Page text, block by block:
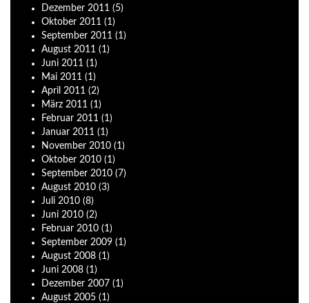
Dezember 2011 (5)
Oktober 2011 (1)
September 2011 (1)
August 2011 (1)
Juni 2011 (1)
Mai 2011 (1)
April 2011 (2)
März 2011 (1)
Februar 2011 (1)
Januar 2011 (1)
November 2010 (1)
Oktober 2010 (1)
September 2010 (7)
August 2010 (3)
Juli 2010 (8)
Juni 2010 (2)
Februar 2010 (1)
September 2009 (1)
August 2008 (1)
Juni 2008 (1)
Dezember 2007 (1)
August 2005 (1)